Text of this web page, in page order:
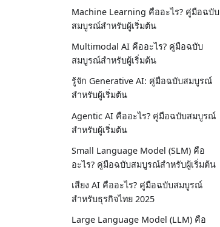
Machine Learning คืออะไร? คู่มือฉบับ
สมบูรณ์สำหรับผู้เริ่มต้น
Multimodal AI คืออะไร? คู่มือฉบับ
สมบูรณ์สำหรับผู้เริ่มต้น
รู้จัก Generative AI: คู่มือฉบับสมบูรณ์
สำหรับผู้เริ่มต้น
Agentic AI คืออะไร? คู่มือฉบับสมบูรณ์
สำหรับผู้เริ่มต้น
Small Language Model (SLM) คือ
อะไร? คู่มือฉบับสมบูรณ์สำหรับผู้เริ่มต้น
เสียง AI คืออะไร? คู่มือฉบับสมบูรณ์
สำหรับธุรกิจไทย 2025
Large Language Model (LLM) คือ